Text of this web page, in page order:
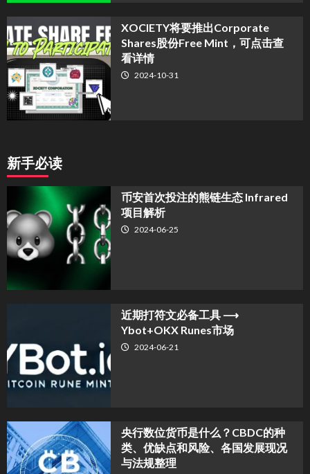
XOCIETY将要推出Corporate
Shares股份Free Mint，可点击查
看详情
2024-10-31
新手必读
币安首次投注的熊链生态 Infrared
项目解析
2024-06-25
近期打符文必备工具 ⟶
Ybot+OKX Runes市场
2024-06-21
央行数位货币是什么？CBDC的种
类、优缺点和风险、各国发展现况
与法规整理